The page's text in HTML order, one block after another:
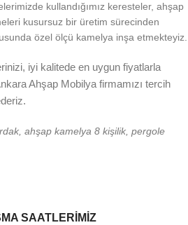
kullandığımız keresteler, ahşap
kusursuz bir üretim sürecinden
özel ölçü kamelya inşa etmekteyiz.
iyi kalitede en uygun fiyatlarla
Ahşap Mobilya firmamızı tercih
ahşap kamelya 8 kişilik, pergole
SAATLERİMİZ